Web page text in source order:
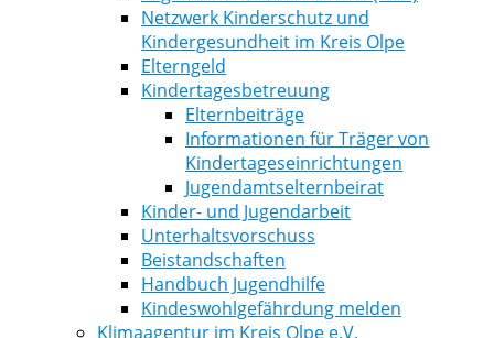
Netzwerk Kinderschutz und
Kindergesundheit im Kreis Olpe
Elterngeld
Kindertagesbetreuung
Elternbeiträge
Informationen für Träger von
Kindertageseinrichtungen
Jugendamtselternbeirat
Kinder- und Jugendarbeit
Unterhaltsvorschuss
Beistandschaften
Handbuch Jugendhilfe
Kindeswohlgefährdung melden
Klimaagentur im Kreis Olpe e.V.